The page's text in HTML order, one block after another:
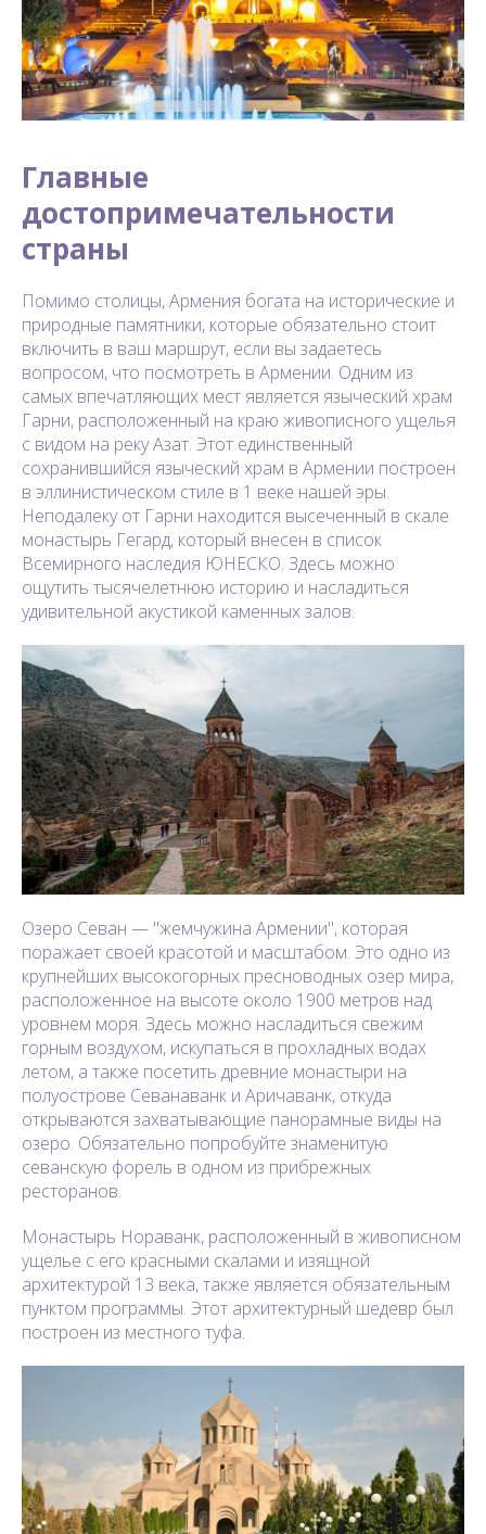
Главные
достопримечательности
страны
Помимо столицы, Армения богата на исторические и
природные памятники, которые обязательно стоит
включить в ваш маршрут, если вы задаетесь
вопросом, что посмотреть в Армении. Одним из
самых впечатляющих мест является языческий храм
Гарни, расположенный на краю живописного ущелья
с видом на реку Азат. Этот единственный
сохранившийся языческий храм в Армении построен
в эллинистическом стиле в 1 веке нашей эры.
Неподалеку от Гарни находится высеченный в скале
монастырь Гегард, который внесен в список
Всемирного наследия ЮНЕСКО. Здесь можно
ощутить тысячелетнюю историю и насладиться
удивительной акустикой каменных залов.
Озеро Севан — "жемчужина Армении", которая
поражает своей красотой и масштабом. Это одно из
крупнейших высокогорных пресноводных озер мира,
расположенное на высоте около 1900 метров над
уровнем моря. Здесь можно насладиться свежим
горным воздухом, искупаться в прохладных водах
летом, а также посетить древние монастыри на
полуострове Севанаванк и Аричаванк, откуда
открываются захватывающие панорамные виды на
озеро. Обязательно попробуйте знаменитую
севанскую форель в одном из прибрежных
ресторанов.
Монастырь Нораванк, расположенный в живописном
ущелье с его красными скалами и изящной
архитектурой 13 века, также является обязательным
пунктом программы. Этот архитектурный шедевр был
построен из местного туфа.